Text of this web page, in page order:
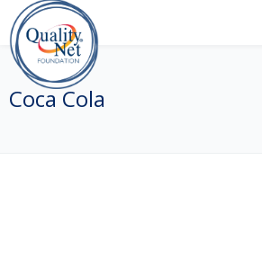
Coca Cola